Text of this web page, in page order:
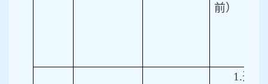
前）
1.开